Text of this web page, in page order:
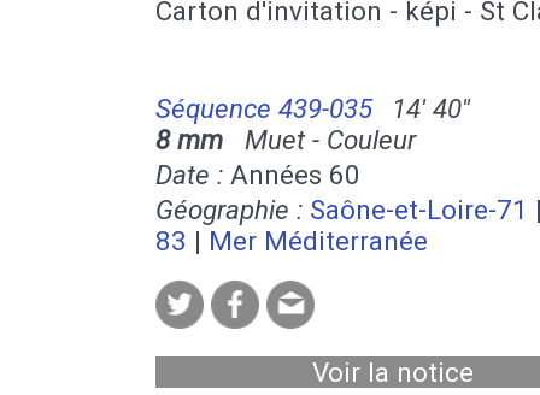
Carton d'invitation - képi - St
Séquence 439-035
14' 40''
8 mm Muet - Couleur
Date : Années 60
Géographie : Saône-et-Loire-71
83 | Mer Méditerranée
Voir la notice